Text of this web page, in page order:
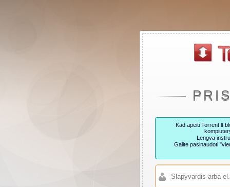
Kad apeiti Torrent.lt
Lengva
Galite pasinaudoti